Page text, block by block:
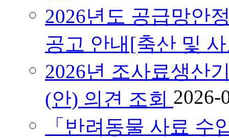
2026년도 공급망안
공고 안내[축산 및
2026년 조사료생산
(안) 의견 조회 2026-
「반려동물 사료